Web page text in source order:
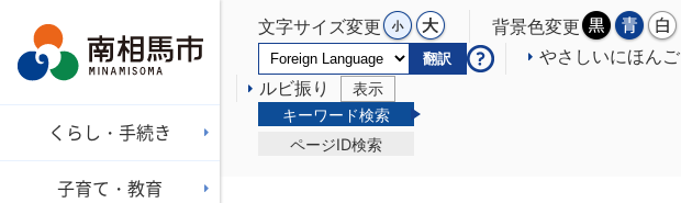
文字サイズ変更 背景色変更
翻訳 やさしいにほんご
ルビ振り
表示
キーワード検索
ページID検索
くらし・手続き
子育て・教育